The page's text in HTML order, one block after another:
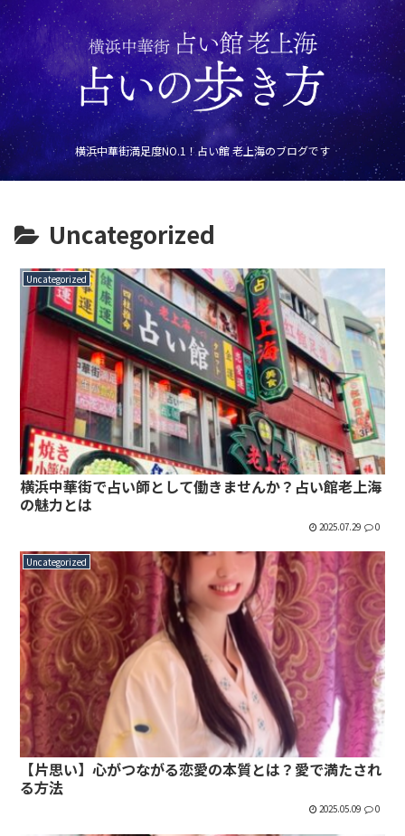
横浜中華街満足度NO.1！占い館 老上海のブログです
Uncategorized
Uncategorized
横浜中華街で占い師として働きませんか？占い館老上海
の魅力とは
2025.07.29 0
Uncategorized
【片思い】心がつながる恋愛の本質とは？愛で満たされ
る方法
2025.05.09 0